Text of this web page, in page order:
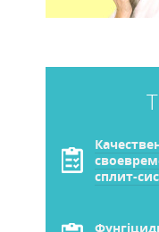
сплит-